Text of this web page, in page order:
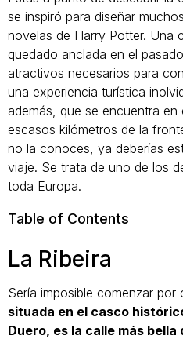
se inspiró para diseñar
novelas de Harry Potter. Una
quedado anclada en el
atractivos necesarios para
una experiencia turística
además, que se encuentra
escasos kilómetros de la
no la conoces, ya deberías
viaje. Se trata de uno de los
toda Europa.
Table of Contents
La Ribeira
Sería imposible comenzar por
situada en el casco
Duero, es la calle más bella